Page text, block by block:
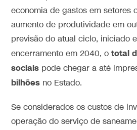
economia de gastos em setores
aumento de produtividade em
previsão do atual ciclo, iniciado
encerramento em 2040, ototal
sociais pode chegar a até
bilhões no Estado.
Se considerados os custos de
operação do serviço de